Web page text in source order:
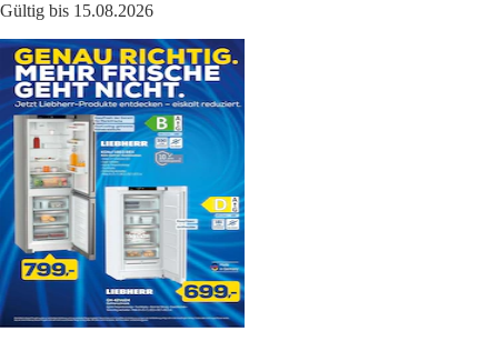
Gültig bis 15.08.2026